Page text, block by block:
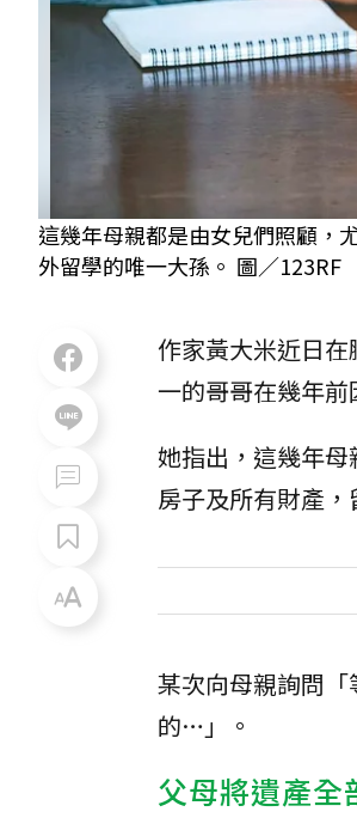
這幾年母親都是由女兒們照顧，
外留學的唯一大孫。 圖／123RF
作家黃大米近日
一的哥哥在幾年前
她指出，這幾年
房子及所有財產，
某次向母親詢問
的…」。
父母將遺產全